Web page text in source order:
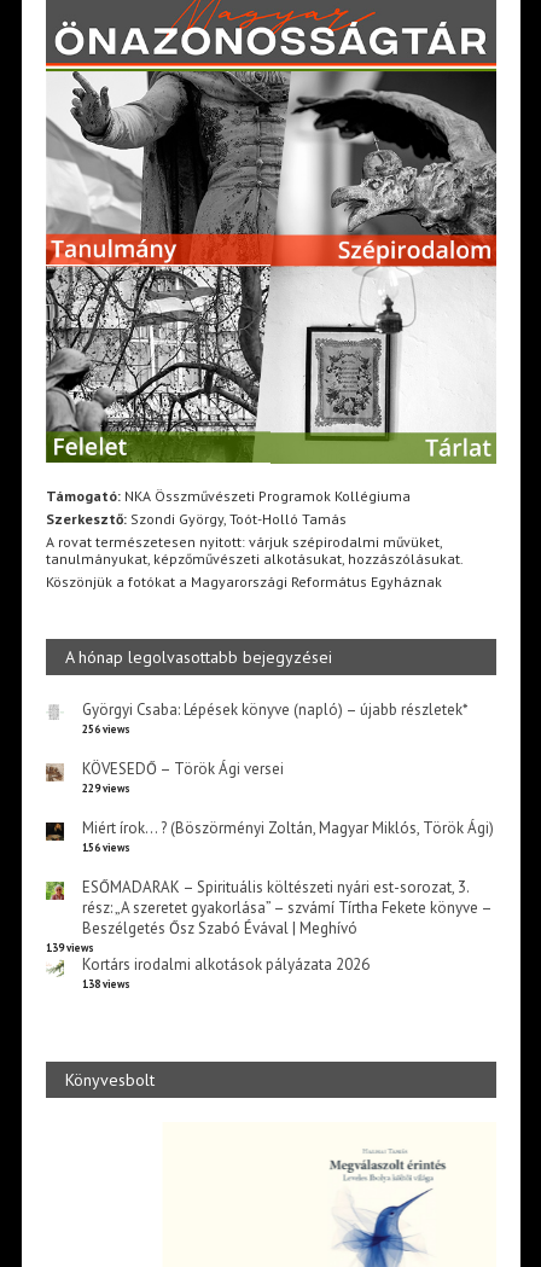
Támogató:NKA Összművészeti Programok Kollégiuma
Szerkesztő:Szondi György, Toót-Holló Tamás
A rovat természetesen nyitott: várjuk szépirodalmi művüket,
tanulmányukat, képzőművészeti alkotásukat, hozzászólásukat.
Köszönjük a fotókat a Magyarországi Református Egyháznak
A hónap legolvasottabb bejegyzései
Györgyi Csaba: Lépések könyve (napló) – újabb részletek*
256 views
KÖVESEDŐ – Török Ági versei
229 views
Miért írok… ? (Böszörményi Zoltán, Magyar Miklós, Török Ági)
156 views
ESŐMADARAK – Spirituális költészeti nyári est-sorozat, 3.
rész: „A szeretet gyakorlása” – szvámí Tírtha Fekete könyve –
Beszélgetés Ősz Szabó Évával | Meghívó
139 views
Kortárs irodalmi alkotások pályázata 2026
138 views
Könyvesbolt